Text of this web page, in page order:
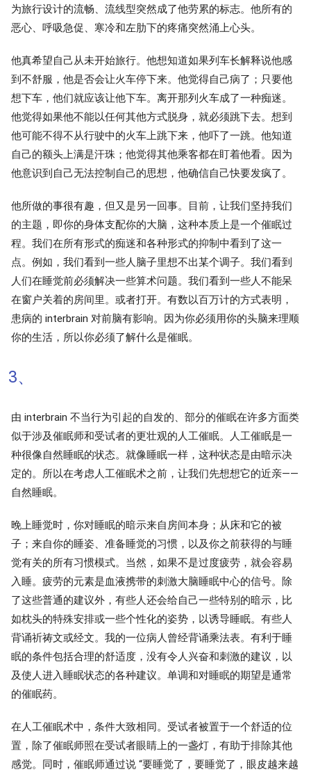
为旅行设计的流畅、流线型突然成了他劳累的标志。他所有的
恶心、呼吸急促、寒冷和左肋下的疼痛突然涌上心头。
他真希望自己从未开始旅行。他想知道如果列车长解释说他感
到不舒服，他是否会让火车停下来。他觉得自己病了；只要他
想下车，他们就应该让他下车。离开那列火车成了一种痴迷。
他觉得如果他不能以任何其他方式脱身，就必须跳下去。想到
他可能不得不从行驶中的火车上跳下来，他吓了一跳。他知道
自己的额头上满是汗珠；他觉得其他乘客都在盯着他看。因为
他意识到自己无法控制自己的思想，他确信自己快要发疯了。
他所做的事很有趣，但又是另一回事。目前，让我们坚持我们
的主题，即你的身体支配你的大脑，这种本质上是一个催眠过
程。我们在所有形式的痴迷和各种形式的抑制中看到了这一
点。例如，我们看到一些人脑子里想不出某个调子。我们看到
人们在睡觉前必须解决一些算术问题。我们看到一些人不能呆
在窗户关着的房间里。或者打开。有数以百万计的方式表明，
患病的 interbrain 对前脑有影响。因为你必须用你的头脑来理顺
你的生活，所以你必须了解什么是催眠。
3、
由 interbrain 不当行为引起的自发的、部分的催眠在许多方面类
似于涉及催眠师和受试者的更壮观的人工催眠。人工催眠是一
种很像自然睡眠的状态。就像睡眠一样，这种状态是由暗示决
定的。所以在考虑人工催眠术之前，让我们先想想它的近亲——
自然睡眠。
晚上睡觉时，你对睡眠的暗示来自房间本身；从床和它的被
子；来自你的睡姿、准备睡觉的习惯，以及你之前获得的与睡
觉有关的所有习惯模式。当然，如果不是过度疲劳，就会容易
入睡。疲劳的元素是血液携带的刺激大脑睡眠中心的信号。除
了这些普通的建议外，有些人还会给自己一些特别的暗示，比
如枕头的特殊安排或一些个性化的姿势，以诱导睡眠。有些人
背诵祈祷文或经文。我的一位病人曾经背诵乘法表。有利于睡
眠的条件包括合理的舒适度，没有令人兴奋和刺激的建议，以
及使人进入睡眠状态的各种建议。单调和对睡眠的期望是通常
的催眠药。
在人工催眠术中，条件大致相同。受试者被置于一个舒适的位
置，除了催眠师照在受试者眼睛上的一盏灯，有助于排除其他
感觉。同时，催眠师通过说 “要睡觉了，要睡觉了，眼皮越来越